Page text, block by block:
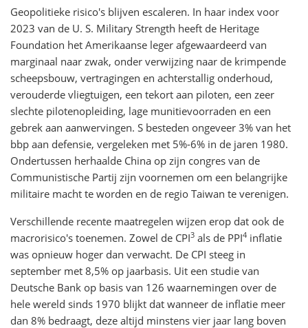
Geopolitieke risico's blijven escaleren. In haar index voor
2023 van de U. S. Military Strength heeft de Heritage
Foundation het Amerikaanse leger afgewaardeerd van
marginaal naar zwak, onder verwijzing naar de krimpende
scheepsbouw, vertragingen en achterstallig onderhoud,
verouderde vliegtuigen, een tekort aan piloten, een zeer
slechte pilotenopleiding, lage munitievoorraden en een
gebrek aan aanwervingen. S besteden ongeveer 3% van het
bbp aan defensie, vergeleken met 5%-6% in de jaren 1980.
Ondertussen herhaalde China op zijn congres van de
Communistische Partij zijn voornemen om een belangrijke
militaire macht te worden en de regio Taiwan te verenigen.
Verschillende recente maatregelen wijzen erop dat ook de
macrorisico's toenemen. Zowel de CPI3 als de PPI4 inflatie
was opnieuw hoger dan verwacht. De CPI steeg in
september met 8,5% op jaarbasis. Uit een studie van
Deutsche Bank op basis van 126 waarnemingen over de
hele wereld sinds 1970 blijkt dat wanneer de inflatie meer
dan 8% bedraagt, deze altijd minstens vier jaar lang boven